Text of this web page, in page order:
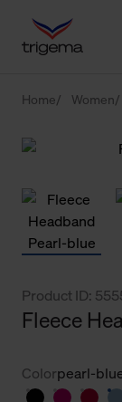
Home Women
Product ID:
Fleece
Colorpearl-